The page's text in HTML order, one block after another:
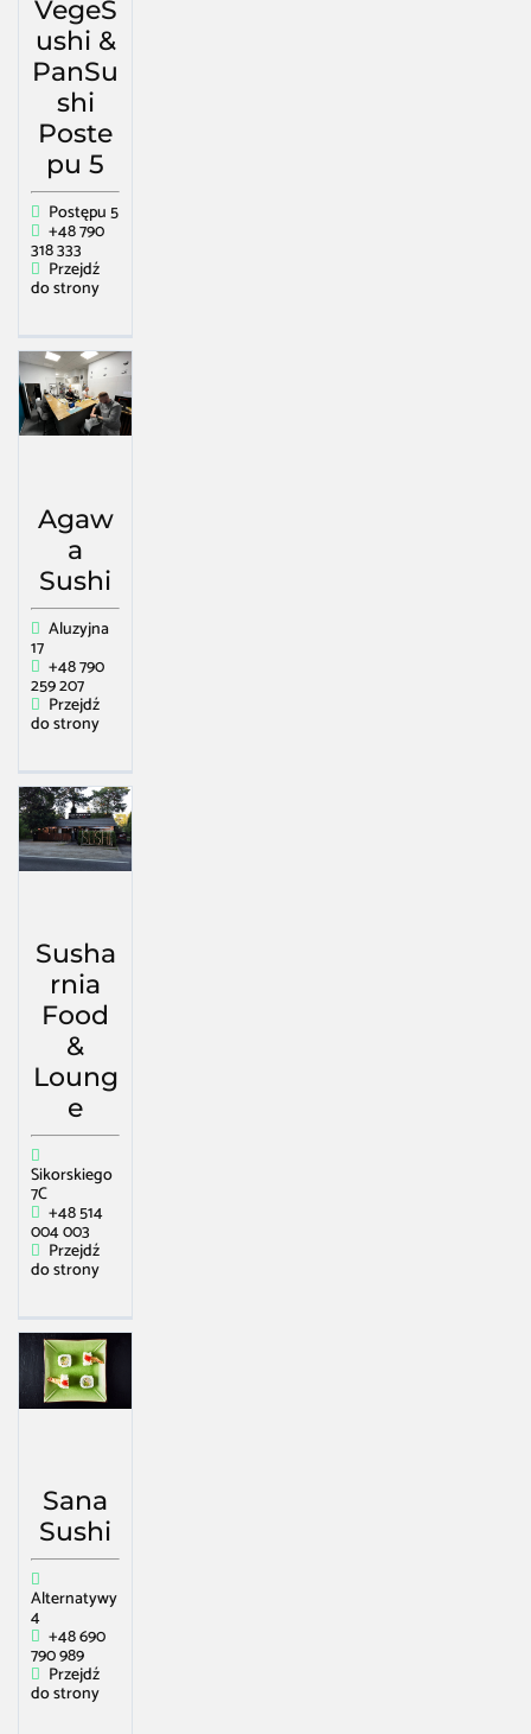
VegeS
ushi &
PanSu
shi
Poste
pu 5
Postępu 5
+48 790
318 333
Przejdź
do strony
Agaw
a
Sushi
Aluzyjna
17
+48 790
259 207
Przejdź
do strony
Susha
rnia
Food
&
Loung
e
Sikorskiego
7C
+48 514
004 003
Przejdź
do strony
Sana
Sushi
Alternatywy
4
+48 690
790 989
Przejdź
do strony